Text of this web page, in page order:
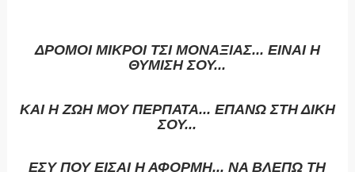
ΔΡΟΜΟΙ ΜΙΚΡΟΙ ΤΣΙ ΜΟΝΑΞΙΑΣ... ΕΙΝΑΙ Η
ΘΥΜΙΣΗ ΣΟΥ...
ΚΑΙ Η ΖΩΗ ΜΟΥ ΠΕΡΠΑΤΑ... ΕΠΑΝΩ ΣΤΗ ΔΙΚΗ
ΣΟΥ...
ΕΣΥ ΠΟΥ ΕΙΣΑΙ Η ΑΦΟΡΜΗ... ΝΑ ΒΛΕΠΩ ΤΗ